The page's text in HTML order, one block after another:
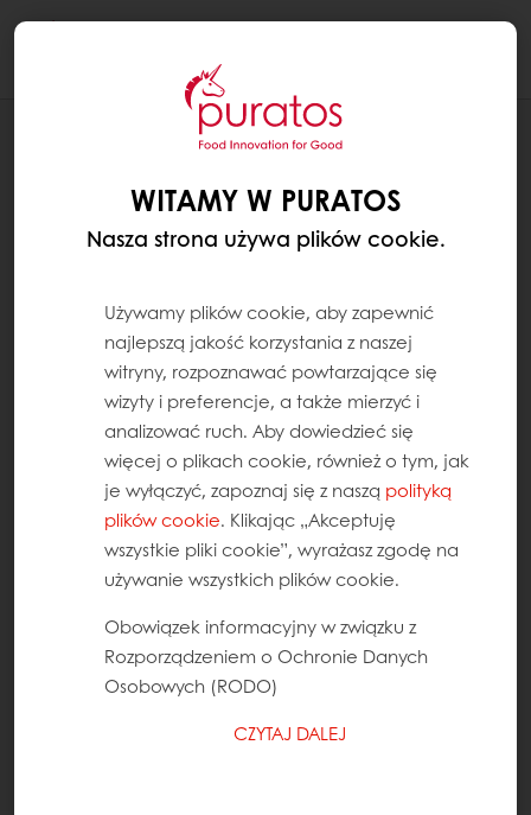
WITAMY W PURATOS
Nasza strona używa plików cookie.
Używamy plików cookie, aby zapewnić
najlepszą jakość korzystania z naszej
witryny, rozpoznawać powtarzające się
wizyty i preferencje, a także mierzyć i
analizować ruch. Aby dowiedzieć się
więcej o plikach cookie, również o tym, jak
je wyłączyć, zapoznaj się z naszą polityką
plików cookie. Klikając „Akceptuję
wszystkie pliki cookie”, wyrażasz zgodę na
używanie wszystkich plików cookie.
Obowiązek informacyjny w związku z
Rozporządzeniem o Ochronie Danych
Osobowych (RODO)
CZYTAJ DALEJ